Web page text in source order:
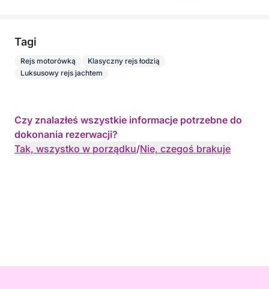
Tagi
Rejs motorówką
Klasyczny rejs łodzią
Luksusowy rejs jachtem
Czy znalazłeś wszystkie informacje potrzebne do
dokonania rezerwacji?
Tak, wszystko w porządku/Nie, czegoś brakuje